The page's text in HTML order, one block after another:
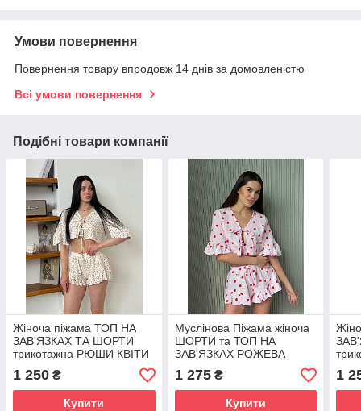
Умови повернення
Повернення товару впродовж 14 днів за домовленістю
Всі умови повернення
Подібні товари компанії
Жіноча піжама ТОП НА
ЗАВ'ЯЗКАХ ТА ШОРТИ
трикотажна РЮШИ КВІТИ
1 250 ₴
Купити
Муслінова Піжама жіноча
ШОРТИ та ТОП НА
ЗАВ'ЯЗКАХ РОЖЕВА
ЧЕРВОНІ СЕРЦЯ 233/24
1 275₴
Купити
1